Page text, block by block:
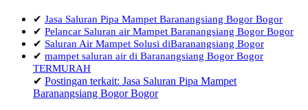
✔ Jasa Saluran Pipa Mampet Baranangsiang Bogor Bogor
✔ Pelancar Saluran air Mampet Baranangsiang Bogor Bogor
✔ Saluran Air Mampet Solusi diBaranangsiang Bogor
✔ mampet saluran air di Baranangsiang Bogor Bogor
TERMURAH
✔ Postingan terkait: Jasa Saluran Pipa Mampet
Baranangsiang Bogor Bogor